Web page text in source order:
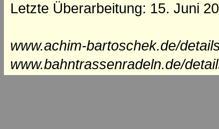
Letzte Überarbeitung: 15. Juni
www.achim-bartoschek.de/
www.bahntrassenradeln.de/